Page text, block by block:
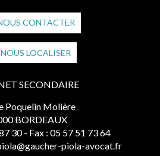
CONTACTER
NOUS LOCALISER
SECONDAIRE
Poquelin Molière
BORDEAUX
30 - Fax : 05 57 51 73 64
piola-avocat.fr